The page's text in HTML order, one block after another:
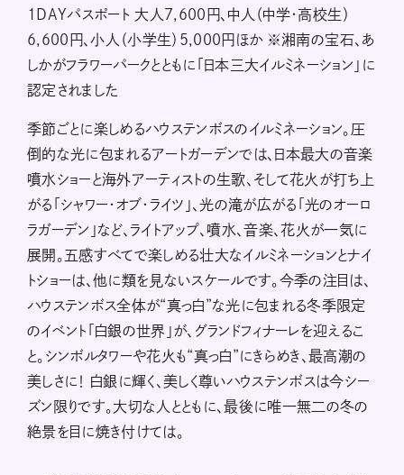
1DAYパスポート 大人7,600円、中人（中学・高校生）
6,600円、小人（小学生）5,000円ほか ※湘南の宝石、あ
しかがフラワーパークとともに「日本三大イルミネーション」に
認定されました
季節ごとに楽しめるハウステンボスのイルミネーション。圧
倒的な光に包まれるアートガーデンでは、日本最大の音楽
噴水ショーと海外アーティストの生歌、そして花火が打ち上
がる「シャワー・オブ・ライツ」、光の滝が広がる「光のオーロ
ラガーデン」など、ライトアップ、噴水、音楽、花火が一気に
展開。五感すべてで楽しめる壮大なイルミネーションとナイ
トショーは、他に類を見ないスケールです。今季の注目は、
ハウステンボス全体が“真っ白”な光に包まれる冬季限定
のイベント「白銀の世界」が、グランドフィナーレを迎えるこ
と。シンボルタワーや花火も“真っ白”にきらめき、最高潮の
美しさに！ 白銀に輝く、美しく尊いハウステンボスは今シー
ズン限りです。大切な人とともに、最後に唯一無二の冬の
絶景を目に焼き付けては。